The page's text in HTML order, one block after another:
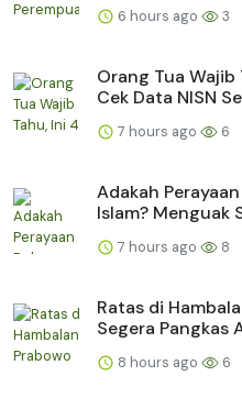
6 hours ago 3
Orang Tua
Cek Data NISN
7 hours ago 6
Adakah
Islam? Menguak
7 hours ago 8
Ratas di
Segera Pangkas
8 hours ago 6